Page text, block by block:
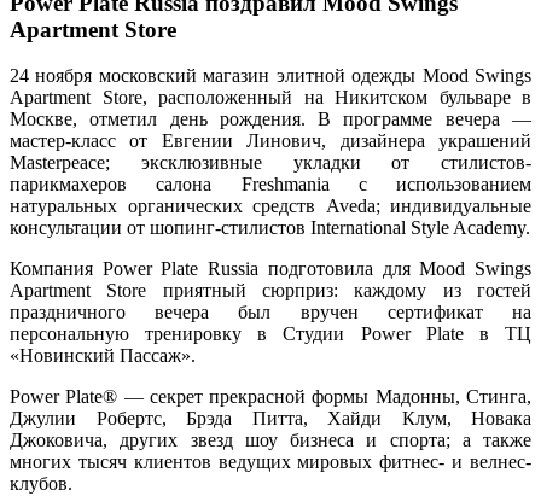
Apartment Store
24 ноября московский магазин элитной одежды Mood Swings
Apartment Store, расположенный на Никитском бульваре в
Москве, отметил день рождения. В программе вечера —
мастер-класс от Евгении Линович, дизайнера украшений
Masterpeace; эксклюзивные укладки от стилистов-
парикмахеров салона Freshmania c использованием
натуральных органических средств Aveda; индивидуальные
консультации от шопинг-стилистов International Style Academy.
Компания Power Plate Russia подготовила для Mood Swings
Apartment Store приятный сюрприз: каждому из гостей
праздничного вечера был вручен сертификат на
персональную тренировку в Студии Power Plate в ТЦ
«Новинский Пассаж».
Power Plate® — секрет прекрасной формы Мадонны, Стинга,
Джулии Робертс, Брэда Питта, Хайди Клум, Новака
Джоковича, других звезд шоу бизнеса и спорта; а также
многих тысяч клиентов ведущих мировых фитнес- и велнес-
клубов.